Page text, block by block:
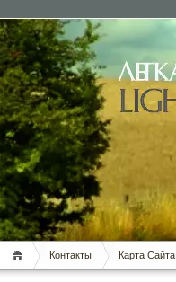
Контакты Карта Сайта